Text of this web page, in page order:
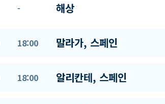
- 해상
18:00 말라가, 스페인
18:00 알리칸테, 스페인